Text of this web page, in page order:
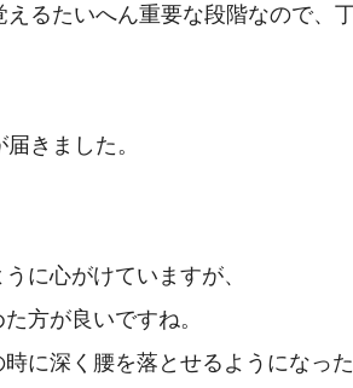
るたいへん重要な段階なので、
きました。
に心がけていますが、
方が良いですね。
に深く腰を落とせるようになった